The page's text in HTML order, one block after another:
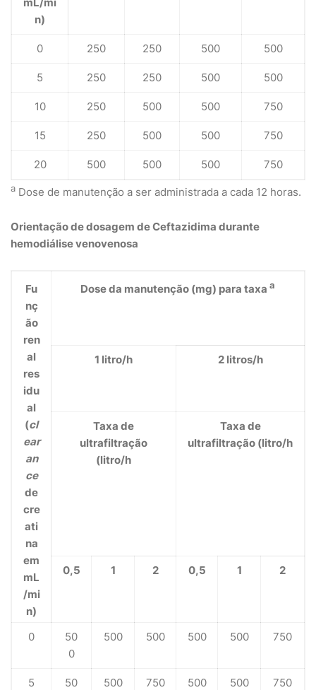
n)
0 250 250 500 500
5 250 250 500 500
10 250 500 500 750
15 250 500 500 750
20 500 500 500 750
a Dose de manutenção a ser administrada a cada 12 horas.
Orientação de dosagem de Ceftazidima durante
hemodiálise venovenosa
Fu
nç
ão
ren
al
res
idu
al
(cl
ear
an
ce
de
cre
ati
na
em
mL
/mi
n)
Dose da manutenção (mg) para taxa a
1 litro/h 2 litros/h
Taxa de
ultrafiltração
(litro/h
Taxa de
ultrafiltração (litro/h
0,5 1 2 0,5 1 2
0
50
0
500 500 500 500 750
5
50
500 750 500 500 750